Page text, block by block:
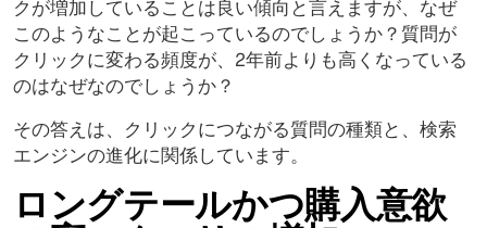
クが増加していることは良い傾向と言えますが、なぜ
このようなことが起こっているのでしょうか？質問が
クリックに変わる頻度が、2年前よりも高くなっている
のはなぜなのでしょうか？
その答えは、クリックにつながる質問の種類と、検索
エンジンの進化に関係しています。
ロングテールかつ購入意欲